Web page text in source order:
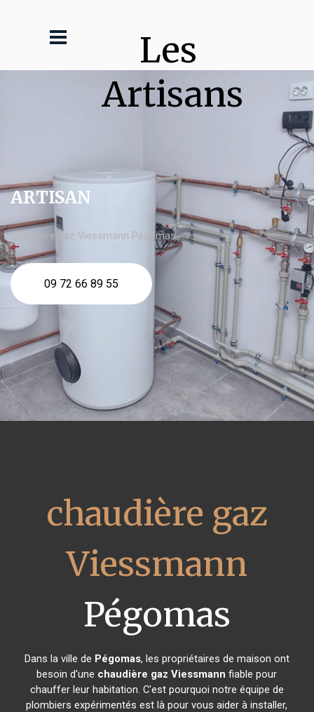
Les
Artisans
ARTISAN
chaudière gaz Viessmann Pégomas
09 72 66 89 55
chaudière gaz
Viessmann
Pégomas
Dans la ville de Pégomas, les propriétaires de maison ont
besoin d'une chaudière gaz Viessmann fiable pour
chauffer leur habitation. C'est pourquoi notre équipe de
plombiers expérimentés est là pour vous aider à installer,